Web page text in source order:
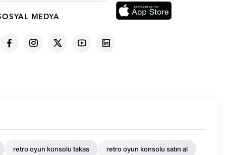
MEDYA
retro oyun konsolu takas retro oyun konsolu satın al